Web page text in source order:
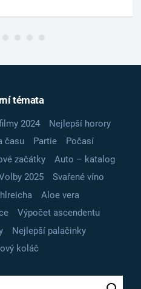
témata
2024
Nejlepší horory
času Partie
Počasí
začátky
Auto – katalog
2025
Svařené víno
Aloe vera
Výpočet ascendentu
Nejlepší palačinky
koláč